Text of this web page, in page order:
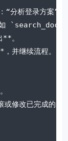
登录方案”，“
、
。
继续流程。
修改已完成的步